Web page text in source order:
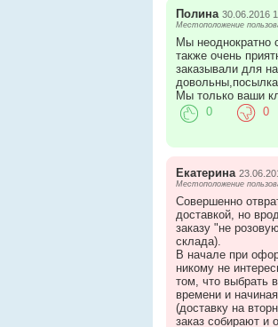
Полина 30.06.2016
Местоположение
Мы неоднократно
также очень
заказывали для
Мы только ваши
0 0
Екатерина
Местоположение
Совершенно
доставкой, но
заказу "не
склада).
В начале при
никому не
том, что выбрать
времени и
(доставку на
заказ собирают и